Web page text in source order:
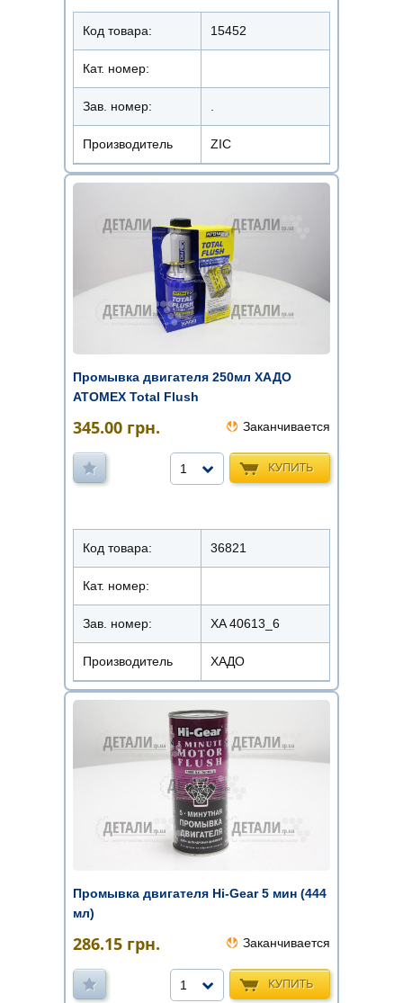
Код товара: 15452
Кат. номер:
Зав. номер:
Производитель ZIC
Промывка двигателя 250мл ХАДО
ATOMEX Total Flush
345.00 грн. Заканчивается
КУПИТЬ
1
Код товара: 36821
Кат. номер:
Зав. номер: XA 40613_6
Производитель ХАДО
Промывка двигателя Hi-Gear 5 мин (444
мл)
286.15 грн. Заканчивается
КУПИТЬ
1